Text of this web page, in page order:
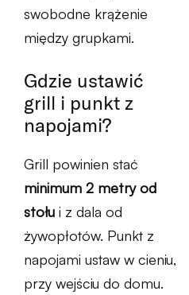
swobodne krążenie
między grupkami.
Gdzie ustawić
grill i punkt z
napojami?
Grill powinien stać
minimum 2 metry od
stołu i z dala od
żywopłotów. Punkt z
napojami ustaw w cieniu,
przy wejściu do domu.